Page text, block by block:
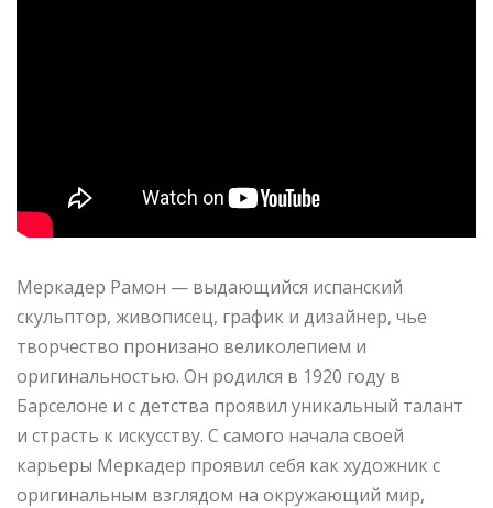
Меркадер Рамон — выдающийся испанский
скульптор, живописец, график и дизайнер, чье
творчество пронизано великолепием и
оригинальностью. Он родился в 1920 году в
Барселоне и с детства проявил уникальный талант
и страсть к искусству. С самого начала своей
карьеры Меркадер проявил себя как художник с
оригинальным взглядом на окружающий мир,